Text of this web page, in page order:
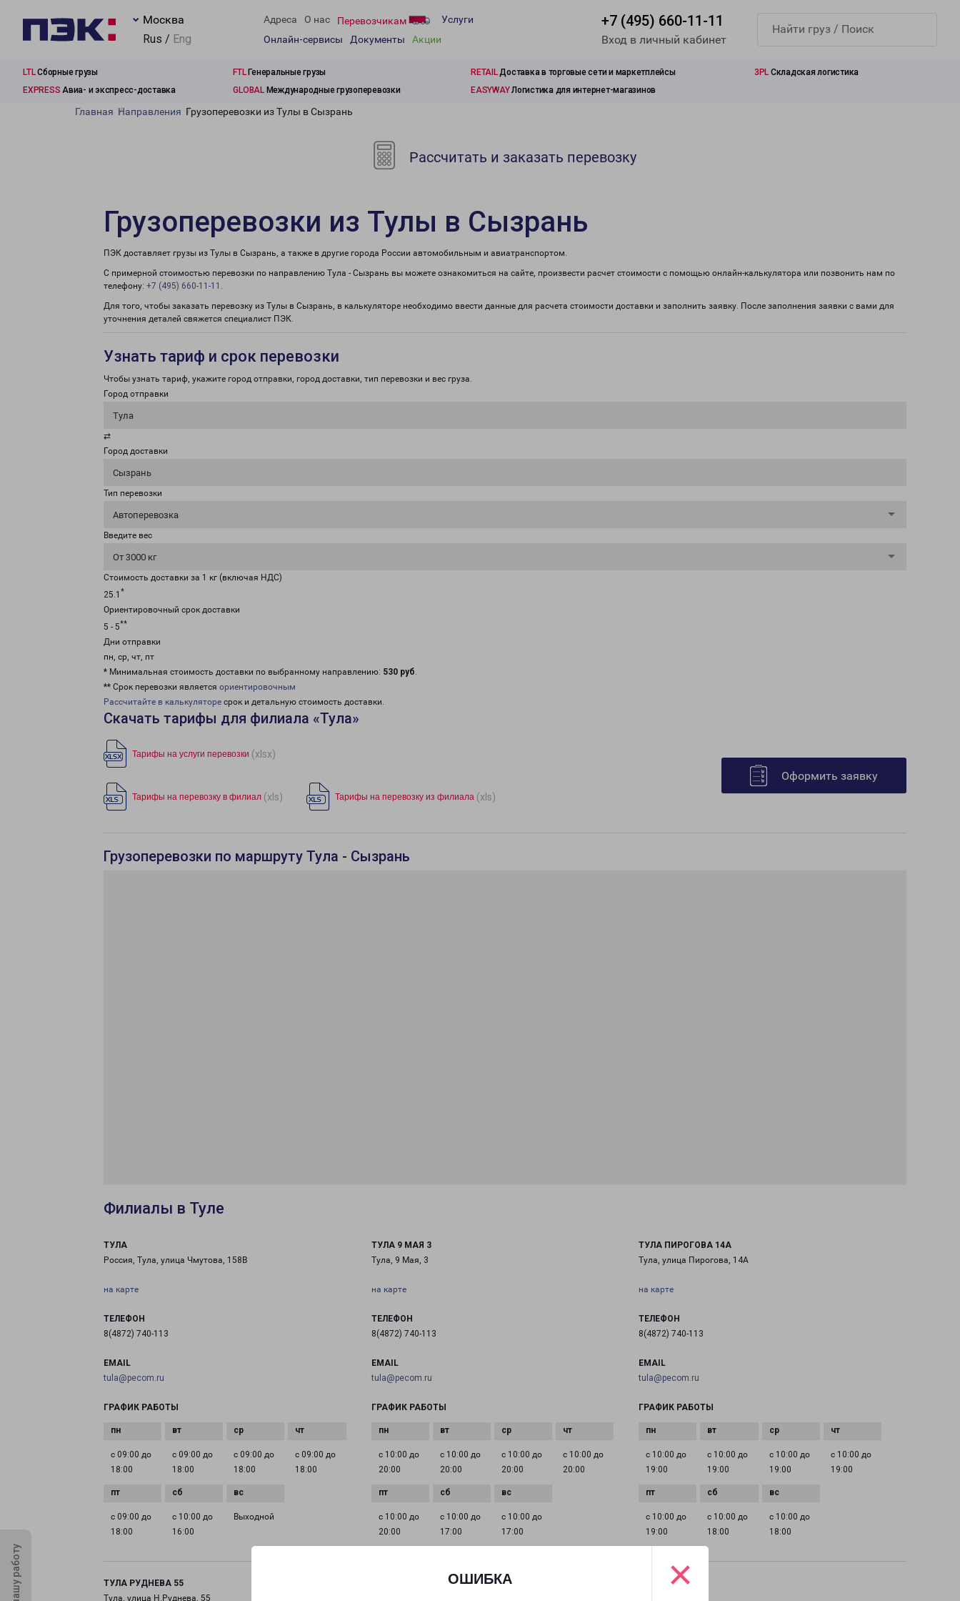
ОШИБКА ×
Москва
Rus / Eng
Адреса О нас Перевозчикам
Услуги
Онлайн-сервисы
Документы Акции
+7 (495) 660-11-11
Вход в личный кабинет
LTLСборные грузы FTLГенеральные грузы RETAILДоставка в торговые сети и маркетплейсы 3PL Складская логистика
EXPRESS Авиа- и экспресс-доставка GLOBALМеждународные грузоперевозки EASYWAYЛогистика для интернет-магазинов
Главная Направления Грузоперевозки из Тулы в Сызрань
Рассчитать и заказать перевозку
Грузоперевозки из Тулы в Сызрань
ПЭК доставляет грузы из Тулы в Сызрань, а также в другие города России автомобильным и авиатранспортом.
С примерной стоимостью перевозки по направлению Тула - Сызрань вы можете ознакомиться на сайте, произвести расчет стоимости с помощью онлайн-калькулятора или позвонить нам по
телефону: +7 (495) 660-11-11 .
Для того, чтобы заказать перевозку из Тулы в Сызрань, в калькуляторе необходимо ввести данные для расчета стоимости доставки и заполнить заявку. После заполнения заявки с вами для
уточнения деталей свяжется специалист ПЭК.
Узнать тариф и срок перевозки
Чтобы узнать тариф, укажите город отправки, город доставки, тип перевозки и вес груза.
Город отправки
Тула
⇄
Город доставки
Сызрань
Тип перевозки
Автоперевозка
Введите вес
От 3000 кг
Стоимость доставки за 1 кг (включая НДС)
25.1 *
Ориентировочный срок доставки
5 - 5**
Дни отправки
пн, ср, чт, пт
* Минимальная стоимость доставки по выбранному направлению: 530 руб.
** Срок перевозки является ориентировочным
Рассчитайте в калькуляторе срок и детальную стоимость доставки.
Скачать тарифы для филиала «Тула»
Тарифы на услуги перевозки (xlsx)
Тарифы на перевозку в филиал (xls) Тарифы на перевозку из филиала (xls)
Оформить заявку
Грузоперевозки по маршруту Тула - Сызрань
Филиалы в Туле
ТУЛА
Россия, Тула, улица Чмутова, 158В
на карте
ТЕЛЕФОН
8(4872) 740-113
EMAIL
tula@pecom.ru
ГРАФИК РАБОТЫ
с 09:00 до
18:00
с 09:00 до
18:00
с 09:00 до
18:00
с 09:00 до
18:00
с 09:00 до
18:00
с 10:00 до
16:00
Выходной
ТУЛА 9 МАЯ 3
Тула, 9 Мая, 3
на карте
ТЕЛЕФОН
8(4872) 740-113
EMAIL
tula@pecom.ru
ГРАФИК РАБОТЫ
с 10:00 до
20:00
с 10:00 до
20:00
с 10:00 до
20:00
с 10:00 до
20:00
с 10:00 до
20:00
с 10:00 до
17:00
с 10:00 до
17:00
ТУЛА ПИРОГОВА 14А
Тула, улица Пирогова, 14А
на карте
ТЕЛЕФОН
8(4872) 740-113
EMAIL
tula@pecom.ru
ГРАФИК РАБОТЫ
с 10:00 до
19:00
с 10:00 до
19:00
с 10:00 до
19:00
с 10:00 до
19:00
с 10:00 до
19:00
с 10:00 до
18:00
с 10:00 до
18:00
ТУЛА РУДНЕВА 55
Тула, улица Н.Руднева, 55